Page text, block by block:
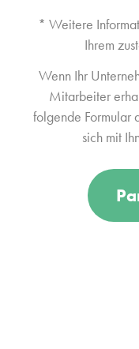
* Weitere
Ihrem
Wenn Ihr
Mitarbeiter
folgende Formular
sich mit